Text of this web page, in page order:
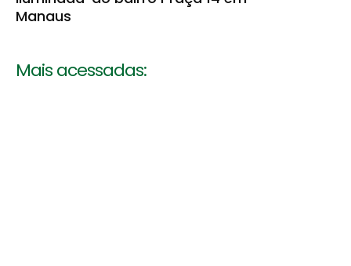
Manaus
Mais acessadas: